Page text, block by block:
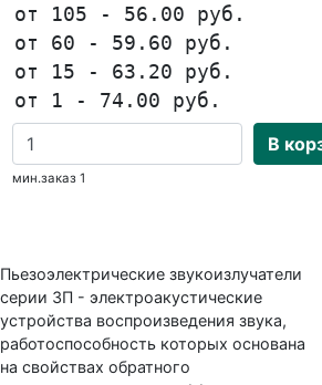
от 105 - 56.00 руб.
от 60 - 59.60 руб.
от 15 - 63.20 руб.
от 1 - 74.00 руб.
В
мин.заказ 1
Пьезоэлектрические звукоизлучатели
серии ЗП - электроакустические
устройства воспроизведения звука,
работоспособность которых основана
на свойствах обратного